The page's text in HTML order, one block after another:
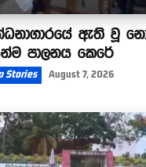
ඇති වූ
පාලනය කෙරේ
Stories August 7, 2026